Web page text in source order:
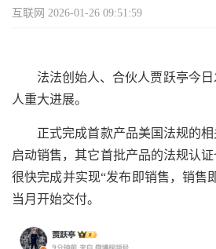
互联网 2026-01-26 09:51:59
法法创始人、合伙人贾跃亭今日
人重大进展。
正式完成首款产品美国法规的相
启动销售，其它首批产品的法规认
很快完成并实现“发布即销售，销售
当月开始交付。